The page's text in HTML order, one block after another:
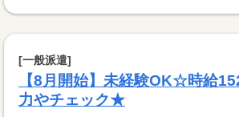
[一般派遣]
【8月開始】未経験OK☆時給
力やチェック★